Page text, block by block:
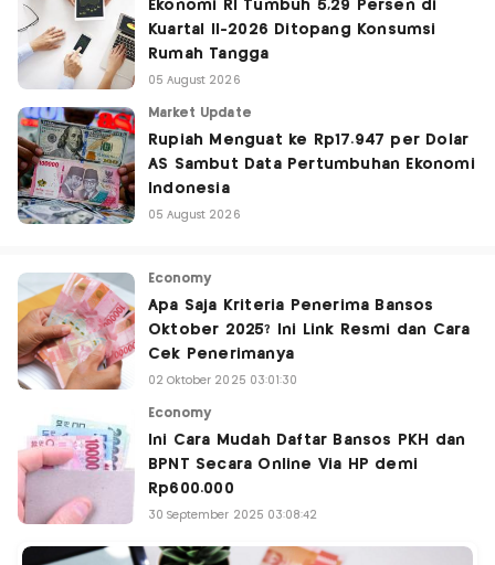
Ekonomi RI Tumbuh 5,29 Persen di
Kuartal II-2026 Ditopang Konsumsi
Rumah Tangga
05 August 2026
Market Update
Rupiah Menguat ke Rp17.947 per Dolar
AS Sambut Data Pertumbuhan Ekonomi
Indonesia
05 August 2026
Economy
Apa Saja Kriteria Penerima Bansos
Oktober 2025? Ini Link Resmi dan Cara
Cek Penerimanya
02 Oktober 2025 03:01:30
Economy
Ini Cara Mudah Daftar Bansos PKH dan
BPNT Secara Online Via HP demi
Rp600.000
30 September 2025 03:08:42